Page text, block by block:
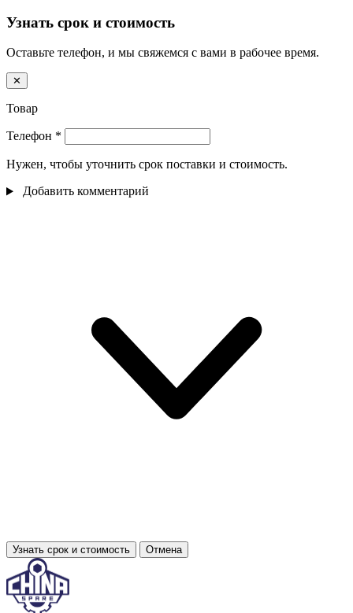
Узнать срок и стоимость
Оставьте телефон, и мы свяжемся с вами в рабочее время.
✕
Товар
Телефон *
Нужен, чтобы уточнить срок поставки и стоимость.
Добавить комментарий
Узнать срок и стоимость Отмена